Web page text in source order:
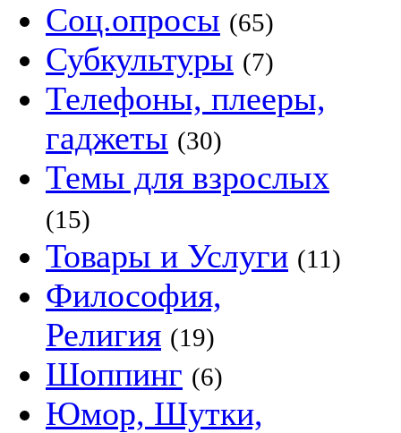
Соц.опросы (65)
Субкультуры (7)
Телефоны, плееры,
гаджеты (30)
Темы для взрослых
(15)
Товары и Услуги (11)
Философия,
Религия (19)
Шоппинг (6)
Юмор, Шутки,